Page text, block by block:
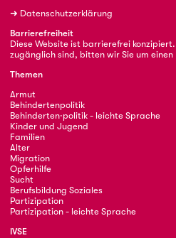
➜ Datenschutzerklärung
Barrierefreiheit
Diese Website ist barrierefrei
zugänglich sind, bitten wir Sie um einen
Themen
Armut
Behindertenpolitik
Behinderten·politik - leichte Sprache
Kinder und Jugend
Familien
Alter
Migration
Opferhilfe
Sucht
Berufsbildung Soziales
Partizipation
Partizipation - leichte Sprache
IVSE